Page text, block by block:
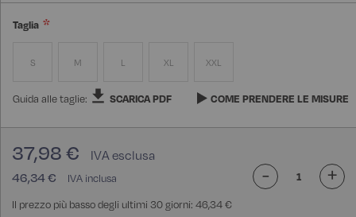
Taglia
S M L XL XXL
Guida alle taglie: SCARICA PDF COME PRENDERE LE MISURE
46,34 €
37,98 €
Il prezzo più basso degli ultimi 30 giorni: 46,34 €
- +